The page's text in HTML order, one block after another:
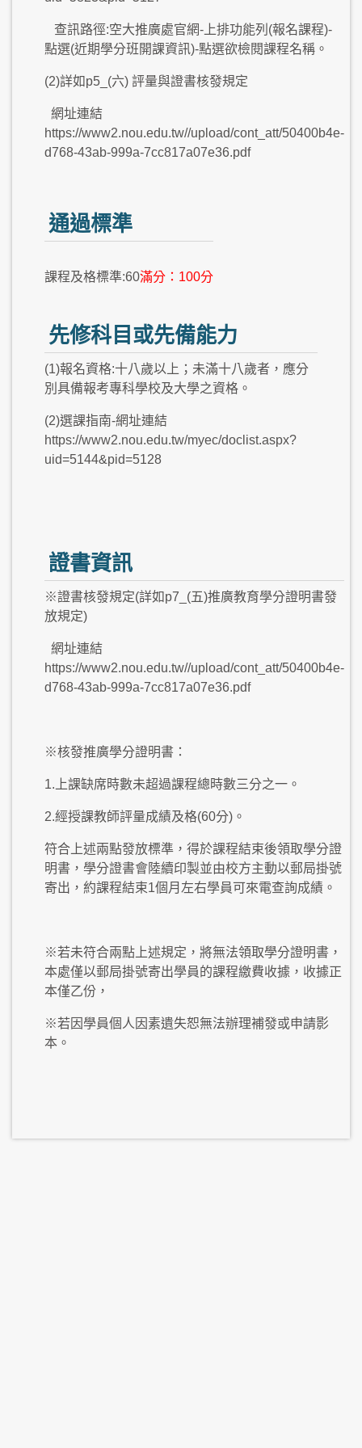
查訊路徑:空大推廣處官網-上排功能列(報名課程)-
點選(近期學分班開課資訊)-點選欲檢閱課程名稱。
(2)詳如p5_(六) 評量與證書核發規定
網址連結
https://www2.nou.edu.tw//upload/cont_att/50400b4e-
d768-43ab-999a-7cc817a07e36.pdf
通過標準
課程及格標準:60滿分：100分
先修科目或先備能力
(1)報名資格:十八歲以上；未滿十八歲者，應分
別具備報考專科學校及大學之資格。
(2)選課指南-網址連結
https://www2.nou.edu.tw/myec/doclist.aspx?
uid=5144&pid=5128
證書資訊
※證書核發規定(詳如p7_(五)推廣教育學分證明書發
放規定)
網址連結
https://www2.nou.edu.tw//upload/cont_att/50400b4e-
d768-43ab-999a-7cc817a07e36.pdf
※核發推廣學分證明書：
1.上課缺席時數未超過課程總時數三分之一。
2.經授課教師評量成績及格(60分)。
符合上述兩點發放標準，得於課程結束後領取學分證
明書，學分證書會陸續印製並由校方主動以郵局掛號
寄出，約課程結束1個月左右學員可來電查詢成績。
※若未符合兩點上述規定，將無法領取學分證明書，
本處僅以郵局掛號寄出學員的課程繳費收據，收據正
本僅乙份，
※若因學員個人因素遺失恕無法辦理補發或申請影
本。